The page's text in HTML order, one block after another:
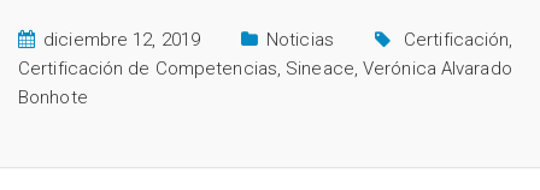
diciembre 12, 2019 Noticias Certificación,
Certificación de Competencias, Sineace,Verónica Alvarado
Bonhote